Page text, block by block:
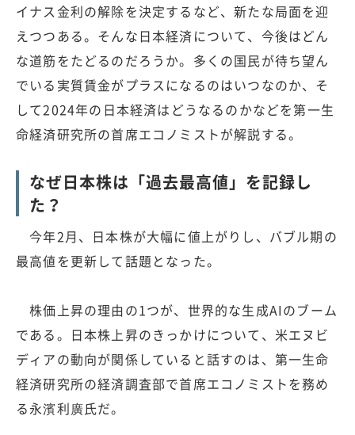
イナス金利の解除を決定するなど、新たな局面を迎
えつつある。そんな日本経済について、今後はどん
な道筋をたどるのだろうか。多くの国民が待ち望ん
でいる実質賃金がプラスになるのはいつなのか、そ
して2024年の日本経済はどうなるのかなどを第一生
命経済研究所の首席エコノミストが解説する。
なぜ日本株は「過去最高値」を記録し
た？
今年2月、日本株が大幅に値上がりし、バブル期の
最高値を更新して話題となった。
株価上昇の理由の1つが、世界的な生成AIのブーム
である。日本株上昇のきっかけについて、米エヌビ
ディアの動向が関係していると話すのは、第一生命
経済研究所の経済調査部で首席エコノミストを務め
る永濱利廣氏だ。